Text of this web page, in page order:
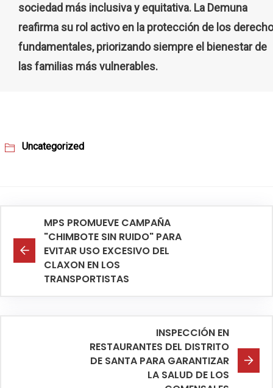
sociedad más inclusiva y equitativa. La Demuna
reafirma su rol activo en la protección de los
fundamentales, priorizando siempre el bienestar de
las familias más vulnerables.
Uncategorized
MPS PROMUEVE CAMPAÑA
"CHIMBOTE SIN RUIDO" PARA
EVITAR USO EXCESIVO DEL
CLAXON EN LOS
TRANSPORTISTAS
INSPECCIÓN EN
RESTAURANTES DEL DISTRITO
DE SANTA PARA GARANTIZAR
LA SALUD DE LOS